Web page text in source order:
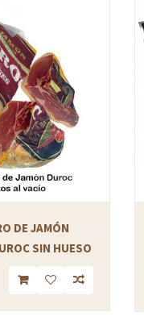
DE JAMÓN
SIN HUESO